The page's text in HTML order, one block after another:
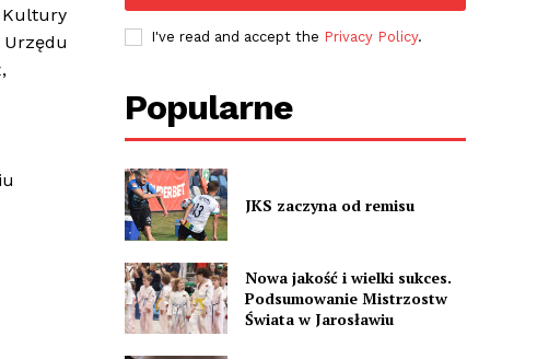
Kultury
I've read and accept the Privacy Policy.
Popularne
JKS zaczyna od remisu
Nowa jakość i wielki sukces.
Podsumowanie Mistrzostw
Świata w Jarosławiu